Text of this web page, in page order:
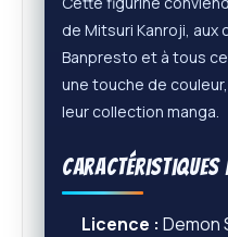
de Mitsuri Kanroji,
Banpresto et à tous
une touche de
leur collection manga.
Caractéristiques
Licence : Demon